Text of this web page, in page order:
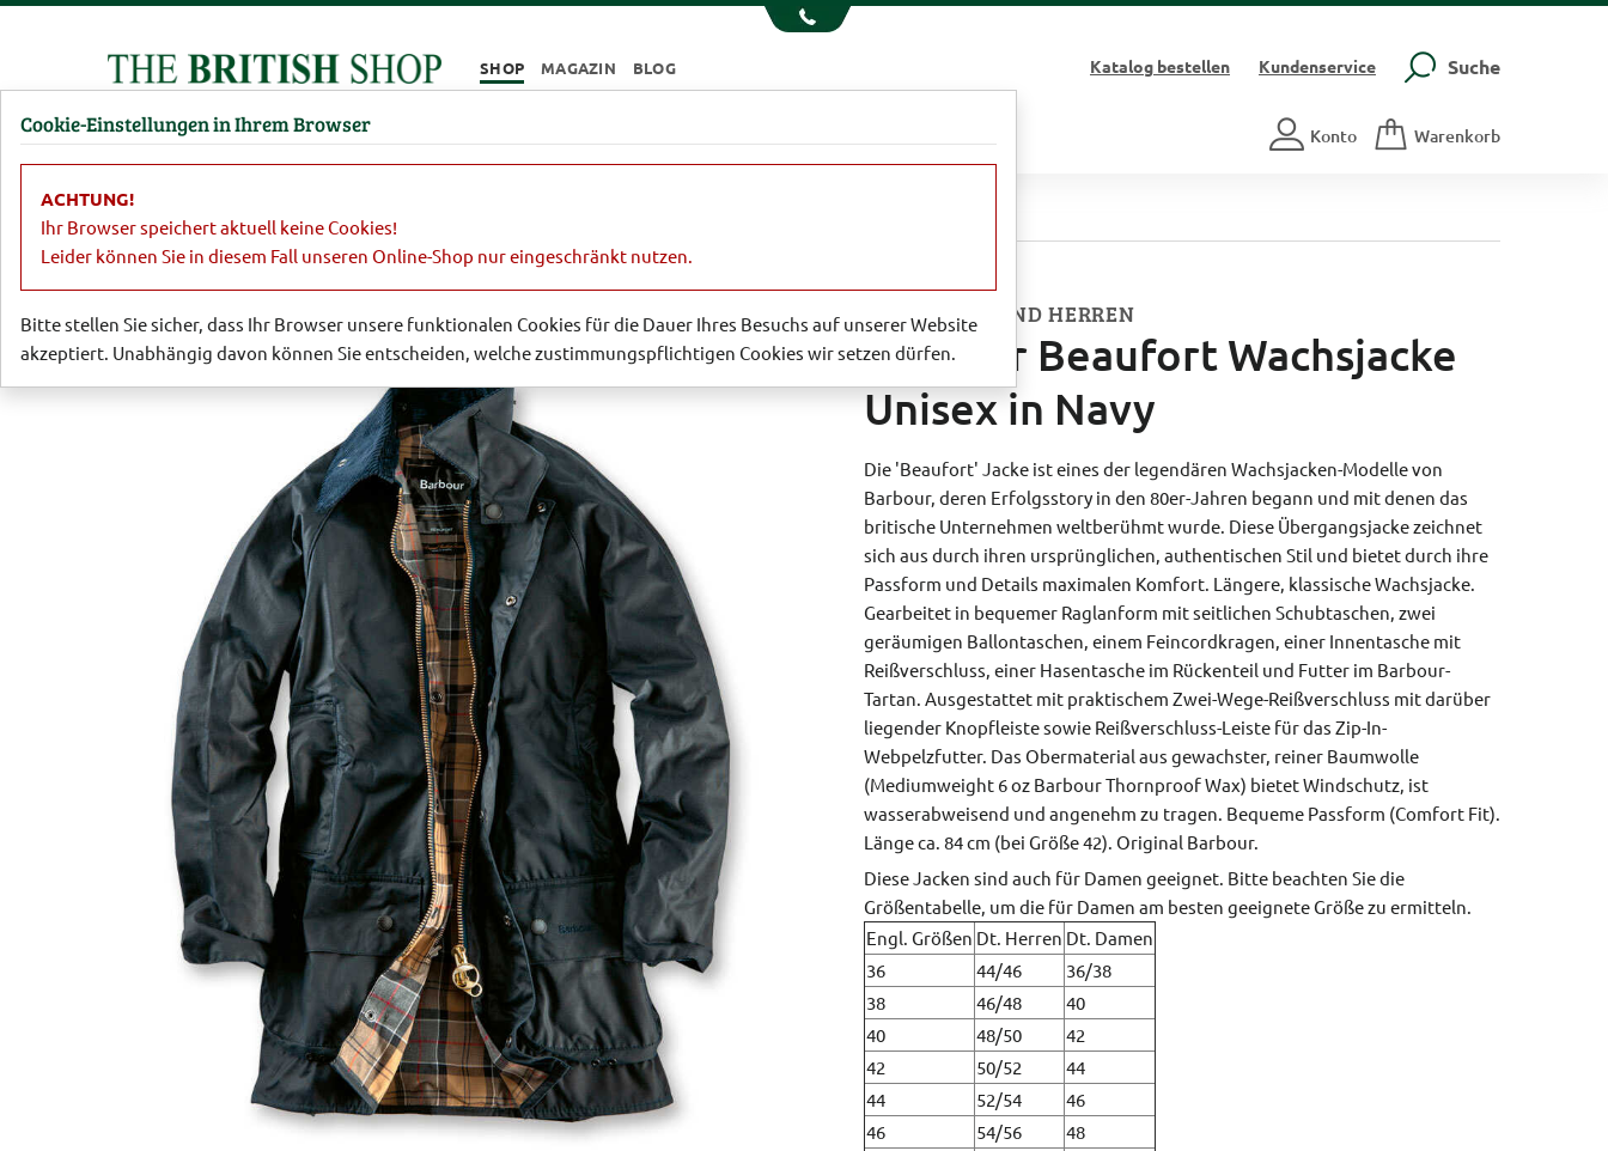
SHOP MAGAZIN BLOG Katalogbestellen Kundenservice Suche
Damen Herren Barbour Parfümerie Konto Warenkorb
FÜR DAMEN UND HERREN
Barbour Beaufort Wachsjacke
Unisex in Navy
Die 'Beaufort' Jacke ist eines der legendären Wachsjacken-Modelle von
Barbour, deren Erfolgsstory in den 80er-Jahren begann und mit denen das
britische Unternehmen weltberühmt wurde. Diese Übergangsjacke zeichnet
sich aus durch ihren ursprünglichen, authentischen Stil und bietet durch ihre
Passform und Details maximalen Komfort. Längere, klassische Wachsjacke.
Gearbeitet in bequemer Raglanform mit seitlichen Schubtaschen, zwei
geräumigen Ballontaschen, einem Feincordkragen, einer Innentasche mit
Reißverschluss, einer Hasentasche im Rückenteil und Futter im Barbour-
Tartan. Ausgestattet mit praktischem Zwei-Wege-Reißverschluss mit darüber
liegender Knopfleiste sowie Reißverschluss-Leiste für das Zip-In-
Webpelzfutter. Das Obermaterial aus gewachster, reiner Baumwolle
(Mediumweight 6 oz Barbour Thornproof Wax) bietet Windschutz, ist
wasserabweisend und angenehm zu tragen. Bequeme Passform (Comfort Fit).
Länge ca. 84 cm (bei Größe 42). Original Barbour.
Diese Jacken sind auch für Damen geeignet. Bitte beachten Sie die
Größentabelle, um die für Damen am besten geeignete Größe zu ermitteln.
Engl. Größen Dt. Herren Dt. Damen
36
44/46
36/38
38
46/48
40
40
48/50
42
42
50/52
44
44
52/54
46
46
54/56
48
Cookie-Einstellungen in Ihrem Browser
ACHTUNG!
Ihr Browser speichert aktuell keine Cookies!
Leider können Sie in diesem Fall unseren Online-Shop nur eingeschränkt nutzen.
Bitte stellen Sie sicher, dass Ihr Browser unsere funktionalen Cookies für die Dauer Ihres Besuchs auf unserer Website
akzeptiert. Unabhängig davon können Sie entscheiden, welche zustimmungspflichtigen Cookies wir setzen dürfen.